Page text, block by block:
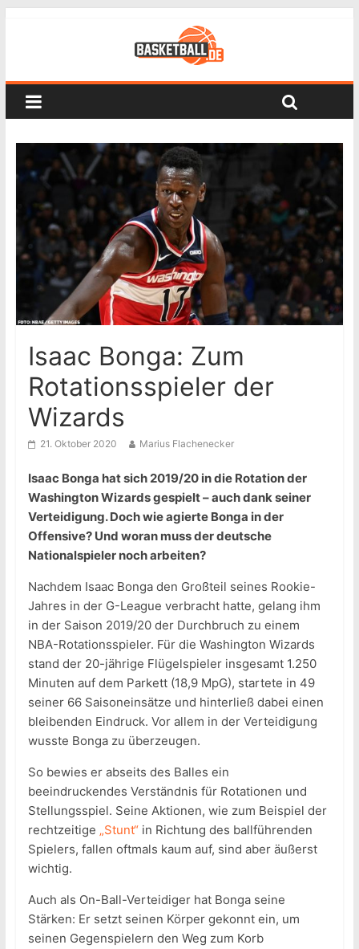
Isaac Bonga: Zum
Rotationsspieler der
Wizards
21. Oktober 2020 Marius Flachenecker
Isaac Bonga hat sich 2019/20 in die Rotation der
Washington Wizards gespielt – auch dank seiner
Verteidigung. Doch wie agierte Bonga in der
Offensive? Und woran muss der deutsche
Nationalspieler noch arbeiten?
Nachdem Isaac Bonga den Großteil seines Rookie-
Jahres in der G-League verbracht hatte, gelang ihm
in der Saison 2019/20 der Durchbruch zu einem
NBA-Rotationsspieler. Für die Washington Wizards
stand der 20-jährige Flügelspieler insgesamt 1.250
Minuten auf dem Parkett (18,9 MpG), startete in 49
seiner 66 Saisoneinsätze und hinterließ dabei einen
bleibenden Eindruck. Vor allem in der Verteidigung
wusste Bonga zu überzeugen.
So bewies er abseits des Balles ein
beeindruckendes Verständnis für Rotationen und
Stellungsspiel. Seine Aktionen, wie zum Beispiel der
rechtzeitige „Stunt“in Richtung des ballführenden
Spielers, fallen oftmals kaum auf, sind aber äußerst
wichtig.
Auch als On-Ball-Verteidiger hat Bonga seine
Stärken: Er setzt seinen Körper gekonnt ein, um
seinen Gegenspielern den Weg zum Korb